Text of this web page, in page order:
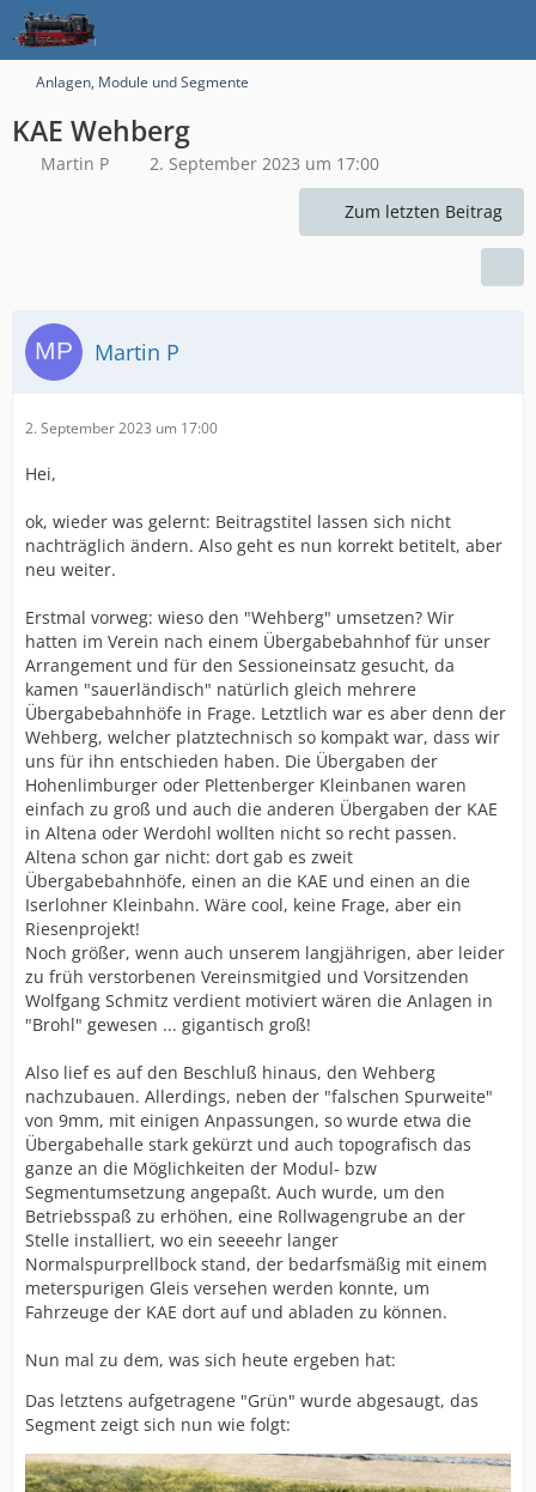
Anlagen, Module und Segmente
KAE Wehberg
Martin P 2. September 2023 um 17:00
Zum letzten Beitrag
Martin P
2. September 2023 um 17:00
Hei,
ok, wieder was gelernt: Beitragstitel lassen sich nicht
nachträglich ändern. Also geht es nun korrekt betitelt, aber
neu weiter.
Erstmal vorweg: wieso den "Wehberg" umsetzen? Wir
hatten im Verein nach einem Übergabebahnhof für unser
Arrangement und für den Sessioneinsatz gesucht, da
kamen "sauerländisch" natürlich gleich mehrere
Übergabebahnhöfe in Frage. Letztlich war es aber denn der
Wehberg, welcher platztechnisch so kompakt war, dass wir
uns für ihn entschieden haben. Die Übergaben der
Hohenlimburger oder Plettenberger Kleinbanen waren
einfach zu groß und auch die anderen Übergaben der KAE
in Altena oder Werdohl wollten nicht so recht passen.
Altena schon gar nicht: dort gab es zweit
Übergabebahnhöfe, einen an die KAE und einen an die
Iserlohner Kleinbahn. Wäre cool, keine Frage, aber ein
Riesenprojekt!
Noch größer, wenn auch unserem langjährigen, aber leider
zu früh verstorbenen Vereinsmitgied und Vorsitzenden
Wolfgang Schmitz verdient motiviert wären die Anlagen in
"Brohl" gewesen ... gigantisch groß!
Also lief es auf den Beschluß hinaus, den Wehberg
nachzubauen. Allerdings, neben der "falschen Spurweite"
von 9mm, mit einigen Anpassungen, so wurde etwa die
Übergabehalle stark gekürzt und auch topografisch das
ganze an die Möglichkeiten der Modul- bzw
Segmentumsetzung angepaßt. Auch wurde, um den
Betriebsspaß zu erhöhen, eine Rollwagengrube an der
Stelle installiert, wo ein seeeehr langer
Normalspurprellbock stand, der bedarfsmäßig mit einem
meterspurigen Gleis versehen werden konnte, um
Fahrzeuge der KAE dort auf und abladen zu können.
Nun mal zu dem, was sich heute ergeben hat:
Das letztens aufgetragene "Grün" wurde abgesaugt, das
Segment zeigt sich nun wie folgt: